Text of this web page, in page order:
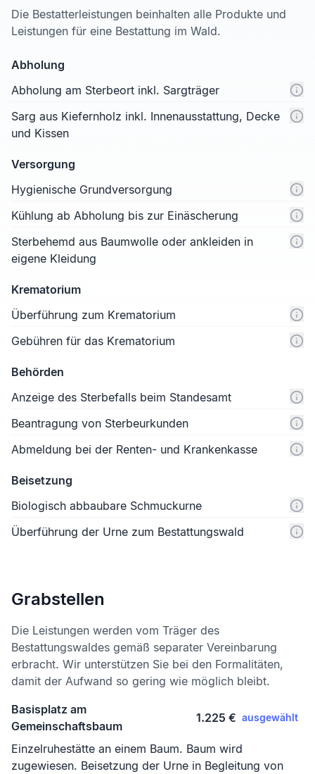
Die Bestatterleistungen beinhalten alle Produkte und
Leistungen für eine Bestattung im Wald.
Abholung
Abholung am Sterbeort inkl. Sargträger
Sarg aus Kiefernholz inkl. Innenausstattung, Decke
und Kissen
Versorgung
Hygienische Grundversorgung
Kühlung ab Abholung bis zur Einäscherung
Sterbehemd aus Baumwolle oder ankleiden in
eigene Kleidung
Krematorium
Überführung zum Krematorium
Gebühren für das Krematorium
Behörden
Anzeige des Sterbefalls beim Standesamt
Beantragung von Sterbeurkunden
Abmeldung bei der Renten- und Krankenkasse
Beisetzung
Biologisch abbaubare Schmuckurne
Überführung der Urne zum Bestattungswald
Grabstellen
Die Leistungen werden vom Träger des
Bestattungswaldes gemäß separater Vereinbarung
erbracht. Wir unterstützen Sie bei den Formalitäten,
damit der Aufwand so gering wie möglich bleibt.
Basisplatz am
Gemeinschaftsbaum
1.225 € ausgewählt
Einzelruhestätte an einem Baum. Baum wird
zugewiesen. Beisetzung der Urne in Begleitung von